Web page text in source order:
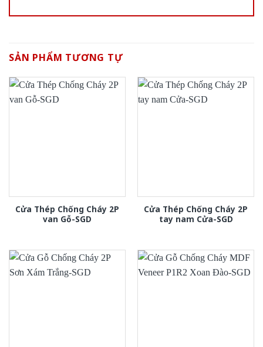
SẢN PHẨM TƯƠNG TỰ
Cửa Thép Chống Cháy 2P
van Gỗ-SGD
Cửa Thép Chống Cháy 2P
tay nam Cửa-SGD